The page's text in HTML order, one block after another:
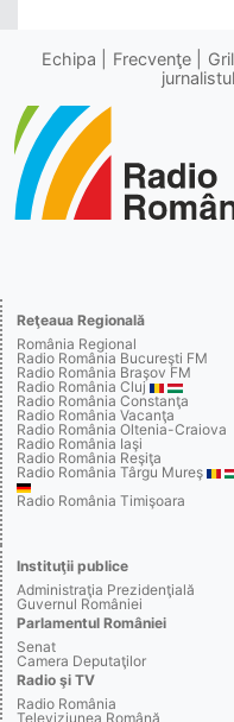
Echipa Frecvenţe
Reţeaua Regională
România Regional
Radio România Bucureşti FM
Radio România Braşov FM
Radio România Cluj
Radio România Constanţa
Radio România Vacanţa
Radio România Oltenia-Craiova
Radio România Iaşi
Radio România Reşiţa
Radio România Târgu Mureş
Radio România Timişoara
Instituţii publice
Administraţia Prezidenţială
Guvernul României
Parlamentul României
Senat
Camera Deputaţilor
Radio şi TV
Radio România
Televiziunea Română